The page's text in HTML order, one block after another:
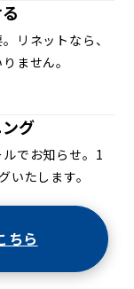
リネットなら、
ません。
グ
でお知らせ。1
いたします。
ちら